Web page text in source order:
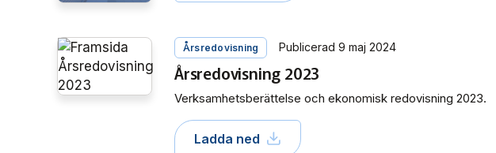
Årsredovisning Publicerad 9 maj 2024
Årsredovisning 2023
Verksamhetsberättelse och ekonomisk redovisning 2023.
Ladda ned